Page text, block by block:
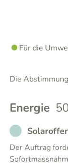
Für die
Die
Energie
Der Auftrag